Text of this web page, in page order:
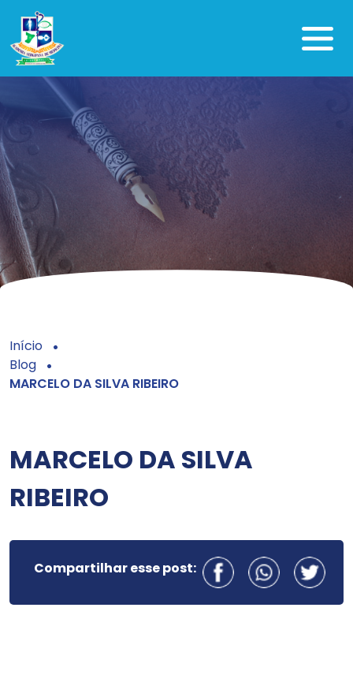
Início
Blog
MARCELO DA SILVA RIBEIRO
MARCELO DA SILVA
RIBEIRO
Compartilhar esse post: